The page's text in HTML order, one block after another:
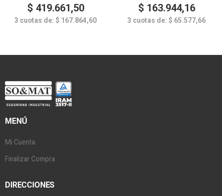
$ 419.661,50
3 cuotas de: $ 167.864,60
$ 163.944,16
3 cuotas de: $ 65.577,66
MENÚ
Mi Cuenta
Finalizar Compra
DIRECCIONES